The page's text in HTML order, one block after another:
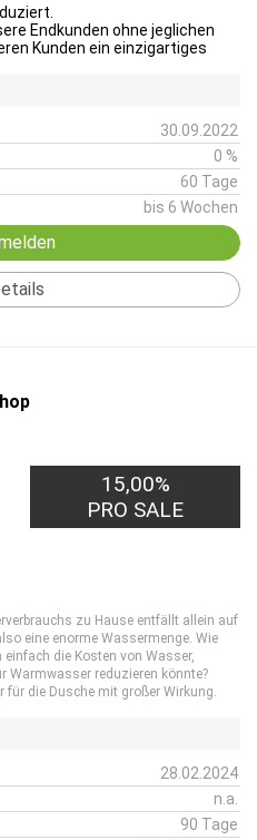
Endkunden ohne jeglichen
Kunden ein einzigartiges
30.09.2022
0 %
60 Tage
bis 6 Wochen
15,00%
PRO SALE
zu Hause entfällt allein auf
eine enorme Wassermenge. Wie
die Kosten von Wasser,
Warmwasser reduzieren könnte?
für die Dusche mit großer Wirkung.
28.02.2024
n.a.
90 Tage